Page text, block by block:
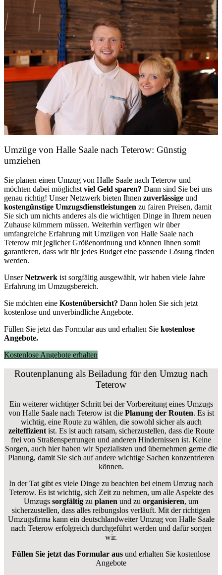
Umzüge von Halle Saale nach Teterow: Günstig
umziehen
Sie planen einen Umzug von Halle Saale nach Teterow und
möchten dabei möglichst viel Geld sparen? Dann sind Sie bei uns
genau richtig! Unser Netzwerk bieten Ihnen zuverlässige und
kostengünstige Umzugsdienstleistungen zu fairen Preisen, damit
Sie sich um nichts anderes als die wichtigen Dinge in Ihrem neuen
Zuhause kümmern müssen. Weiterhin verfügen wir über
umfangreiche Erfahrung mit Umzügen von Halle Saale nach
Teterow mit jeglicher Größenordnung und können Ihnen somit
garantieren, dass wir für jedes Budget eine passende Lösung finden
werden.
UnserNetzwerk ist sorgfältig ausgewählt, wir haben viele Jahre
Erfahrung im Umzugsbereich.
Sie möchten eine Kostenübersicht? Dann holen Sie sich jetzt
kostenlose und unverbindliche Angebote.
Füllen Sie jetzt das Formular aus und erhalten Sie kostenlose
Angebote.
Kostenlose Angebote erhalten
Routenplanung als Beiladung für den Umzug nach
Teterow
Ein weiterer wichtiger Schritt bei der Vorbereitung eines Umzugs
von Halle Saale nach Teterow ist diePlanung der Routen. Es ist
wichtig, eine Route zu wählen, die sowohl sicher als auch
zeiteffizientist. Es ist auch ratsam, sicherzustellen, dass die Route
frei von Straßensperrungen und anderen Hindernissen ist. Keine
Sorgen, auch hier haben wir Spezialisten und übernehmen gerne die
Planung, damit Sie sich auf andere wichtige Sachen konzentrieren
können.
In der Tat gibt es viele Dinge zu beachten bei einem Umzug nach
Teterow. Es ist wichtig, sich Zeit zu nehmen, um alle Aspekte des
Umzugs sorgfältig zu planen und zu organisieren, um
sicherzustellen, dass alles reibungslos verläuft. Mit der richtigen
Umzugsfirma kann ein deutschlandweiter Umzug von Halle Saale
nach Teterow erfolgreich durchgeführt werden und dafür sorgen
wir.
Füllen Sie jetzt das Formular aus und erhalten Sie kostenlose
Angebote